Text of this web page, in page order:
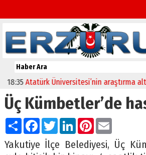
Atatürk Üniversitesi’nin araştırma
Üç Kümbetler’de
PaylaşFacebook
TwitterLinkedIn
Pinterest
Email
Yakutiye İlçe Belediyesi, Üç